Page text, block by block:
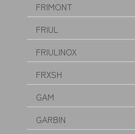
FRIMONT
FRIUL
FRIULINOX
FRXSH
GAM
GARBIN